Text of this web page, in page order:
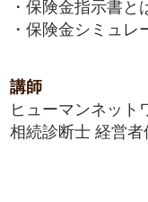
・保険金指示書と
・保険金シミュ
講師
ヒューマンネット
相続診断士 経営